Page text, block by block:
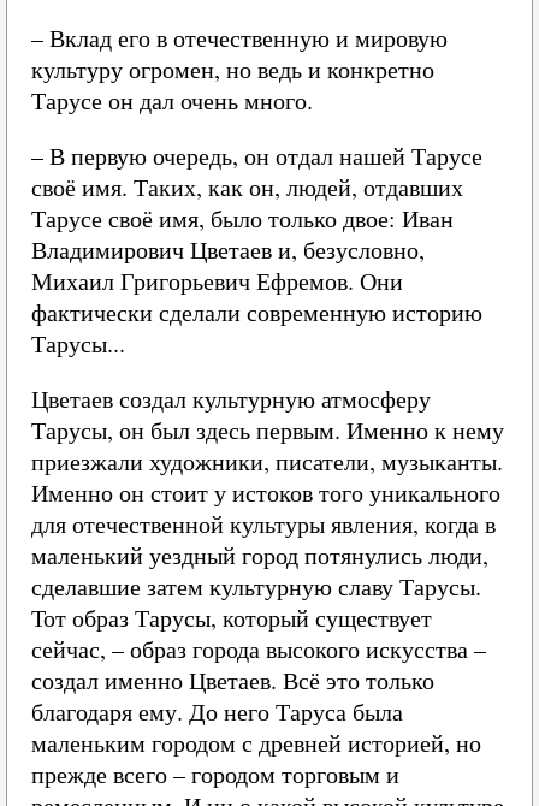
– Вклад его в отечественную и мировую
культуру огромен, но ведь и конкретно
Тарусе он дал очень много.
– В первую очередь, он отдал нашей Тарусе
своё имя. Таких, как он, людей, отдавших
Тарусе своё имя, было только двое: Иван
Владимирович Цветаев и, безусловно,
Михаил Григорьевич Ефремов. Они
фактически сделали современную историю
Тарусы...
Цветаев создал культурную атмосферу
Тарусы, он был здесь первым. Именно к нему
приезжали художники, писатели, музыканты.
Именно он стоит у истоков того уникального
для отечественной культуры явления, когда в
маленький уездный город потянулись люди,
сделавшие затем культурную славу Тарусы.
Тот образ Тарусы, который существует
сейчас, – образ города высокого искусства –
создал именно Цветаев. Всё это только
благодаря ему. До него Таруса была
маленьким городом с древней историей, но
прежде всего – городом торговым и